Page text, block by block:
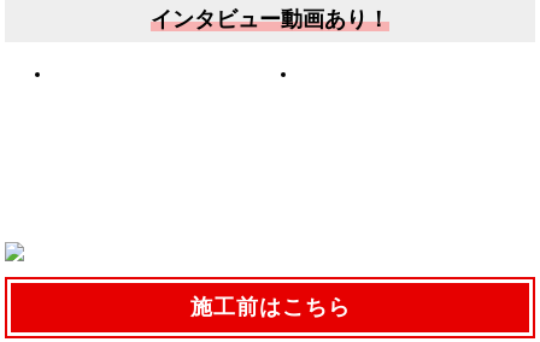
インタビュー動画あり！
施工前はこちら